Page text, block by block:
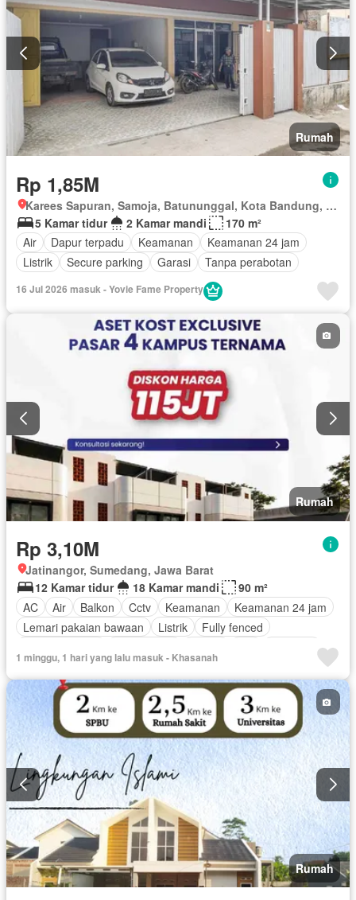
Rumah
Rp 1,85M
Karees Sapuran, Samoja, Batununggal, Kota Bandung, Jawa Barat
5 Kamar tidur
2 Kamar mandi
170 m²
Air
Dapur terpadu Keamanan
Keamanan 24 jam
Listrik
Secure parking Garasi Tanpa perabotan
16 Jul 2026 masuk - Yovie Fame Property
Rumah
Rp 3,10M
Jatinangor, Sumedang, Jawa Barat
12 Kamar tidur
18 Kamar mandi
90 m²
AC
Air Balkon Cctv Keamanan
Keamanan 24 jam
Lemari pakaian bawaan
Listrik
Fully fenced
Tanpa perabotan
1 minggu, 1 hari yang lalu masuk - Khasanah
Rumah